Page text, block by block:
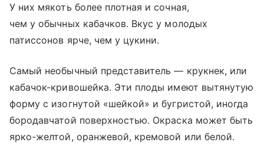
У них мякоть более плотная и сочная,
чем у обычных кабачков. Вкус у молодых
патиссонов ярче, чем у цукини.
Самый необычный представитель — крукнек, или
кабачок-кривошейка. Эти плоды имеют вытянутую
форму с изогнутой «шейкой» и бугристой, иногда
бородавчатой поверхностью. Окраска может быть
ярко-желтой, оранжевой, кремовой или белой.